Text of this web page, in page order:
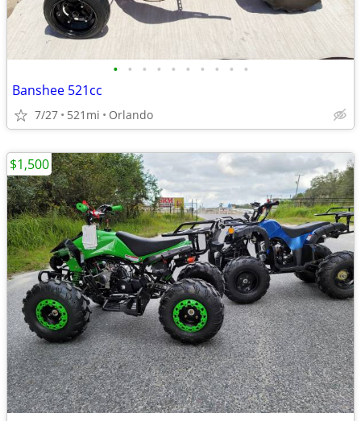
• • • • • • • • • •
Banshee 521cc
7/27 521mi Orlando
$1,500